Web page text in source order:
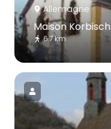
Allemagne
Maison Korbisch
6.7 km